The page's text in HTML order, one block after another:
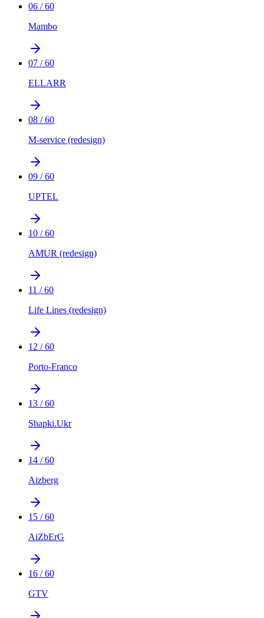
06 /60
Mambo
07 /60
ELLARR
08 /60
M-service (redesign)
09 /60
UPTEL
10 /60
AMUR (redesign)
11 /60
Life Lines (redesign)
12 /60
Porto-Franco
13 /60
Shapki.Ukr
14 /60
Aizberg
15 /60
AiZbErG
16 /60
GTV